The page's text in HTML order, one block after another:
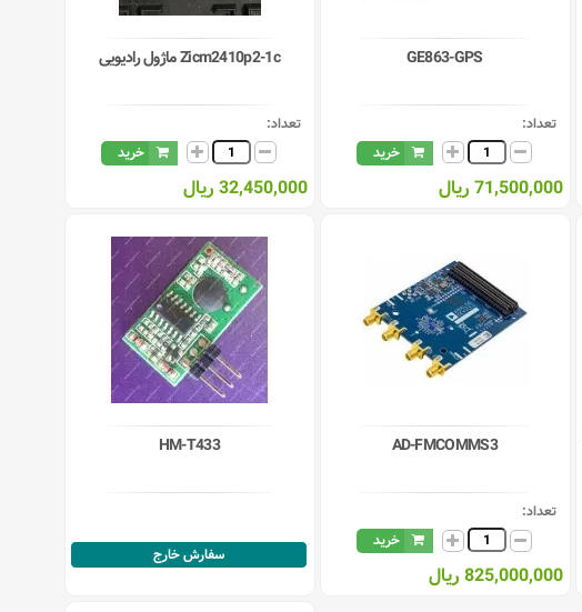
GE863-GPS
تعداد:
خرید
71,500,000 ریال
Zicm2410p2-1c ماژول رادیویی
تعداد:
خرید
32,450,000 ریال
AD-FMCOMMS3
تعداد:
خرید
825,000,000 ریال
HM-T433
سفارش خارج